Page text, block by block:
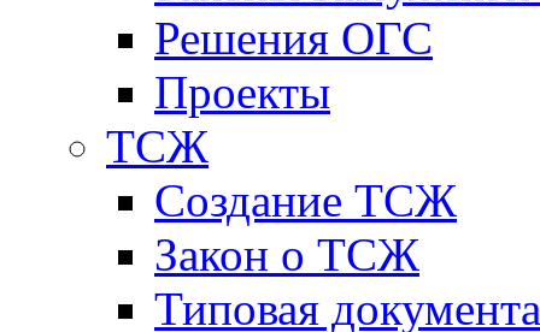
Решения ОГС
Проекты
ТСЖ
Создание ТСЖ
Закон о ТСЖ
Типовая